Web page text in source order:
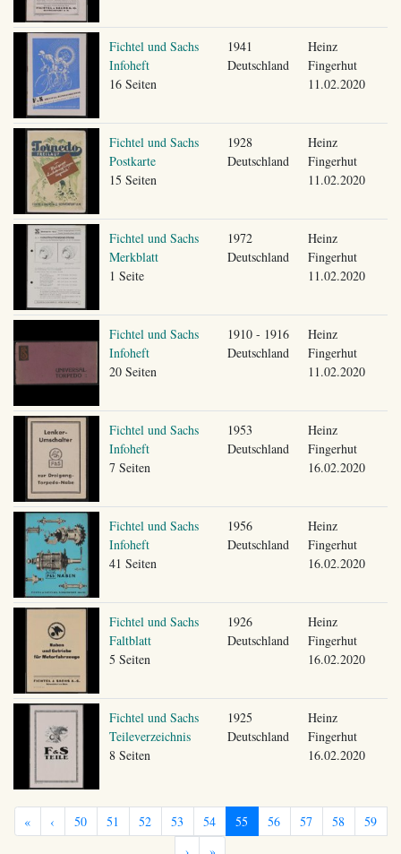
Fichtel und Sachs
Infoheft
16 Seiten
1941
Deutschland
Heinz
Fingerhut
11.02.2020
Fichtel und Sachs
Postkarte
15 Seiten
1928
Deutschland
Heinz
Fingerhut
11.02.2020
Fichtel und Sachs
Merkblatt
1 Seite
1972
Deutschland
Heinz
Fingerhut
11.02.2020
Fichtel und Sachs
Infoheft
20 Seiten
1910 - 1916
Deutschland
Heinz
Fingerhut
11.02.2020
Fichtel und Sachs
Infoheft
7 Seiten
1953
Deutschland
Heinz
Fingerhut
16.02.2020
Fichtel und Sachs
Infoheft
41 Seiten
1956
Deutschland
Heinz
Fingerhut
16.02.2020
Fichtel und Sachs
Faltblatt
5 Seiten
1926
Deutschland
Heinz
Fingerhut
16.02.2020
Fichtel und Sachs
Teileverzeichnis
8 Seiten
1925
Deutschland
Heinz
Fingerhut
16.02.2020
« ‹ 50 51 52 53 54 55 56 57 58
59
›
»